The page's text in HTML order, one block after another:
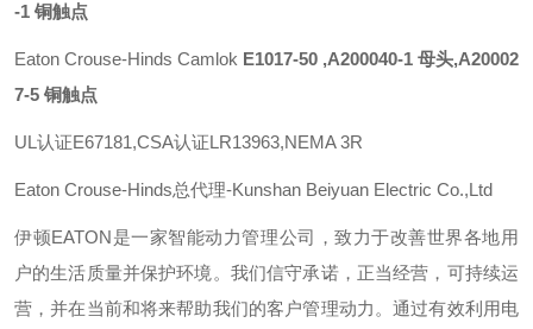
-1 铜触点
Eaton Crouse-Hinds Camlok E1017-50 ,A200040-1 母头,A20002
7-5 铜触点
UL认证E67181,CSA认证LR13963,NEMA 3R
Eaton Crouse-Hinds总代理-Kunshan Beiyuan Electric Co.,Ltd
伊顿EATON是一家智能动力管理公司，致力于改善世界各地用
户的生活质量并保护环境。我们信守承诺，正当经营，可持续运
营，并在当前和将来帮助我们的客户管理动力。通过有效利用电